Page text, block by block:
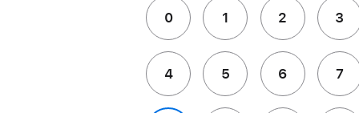
0 1 2 3
4 5 6 7